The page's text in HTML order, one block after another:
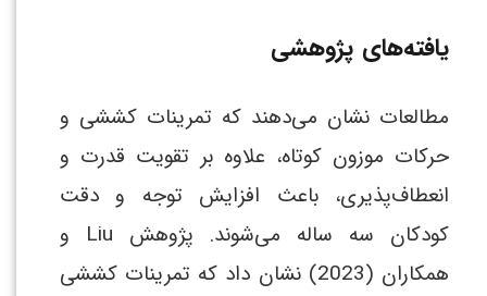
یافته‌های پژوهشی
مطالعات نشان می‌دهند که تمرینات کششی و
حرکات موزون کوتاه، علاوه بر تقویت قدرت و
انعطاف‌پذیری، باعث افزایش توجه و دقت
کودکان سه ساله می‌شوند. پژوهش Liu و
همکاران (2023) نشان داد که تمرینات کششی